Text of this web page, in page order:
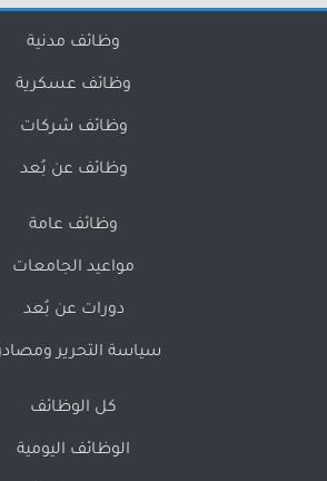
وظائف مدنية
وظائف عسكرية
وظائف شركات
وظائف عن بُعد
وظائف عامة
مواعيد الجامعات
دورات عن بُعد
سياسة التحرير
كل الوظائف
الوظائف اليومية